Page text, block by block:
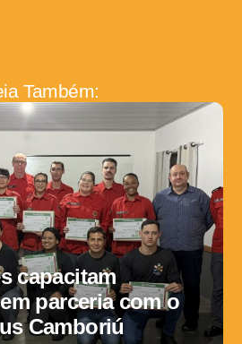
Também:
capacitam
parceria com o
Camboriú